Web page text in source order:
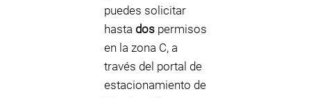
puedes solicitar
hasta dos permisos
en la zona C, a
través del portal de
estacionamiento de